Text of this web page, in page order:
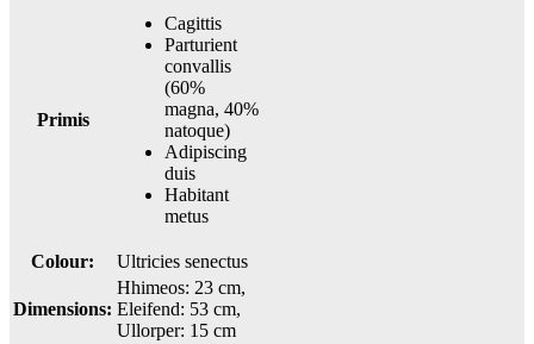
Primis
Cagittis
Parturient
convallis
(60%
magna, 40%
natoque)
Adipiscing
duis
Habitant
metus
Colour: Ultricies senectus
Dimensions:
Hhimeos: 23 cm,
Eleifend: 53 cm,
Ullorper: 15 cm